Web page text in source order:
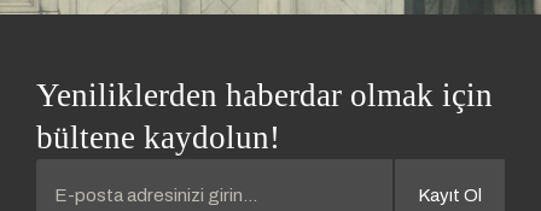
Yeniliklerden haberdar olmak için
bültene kaydolun!
Kayıt Ol